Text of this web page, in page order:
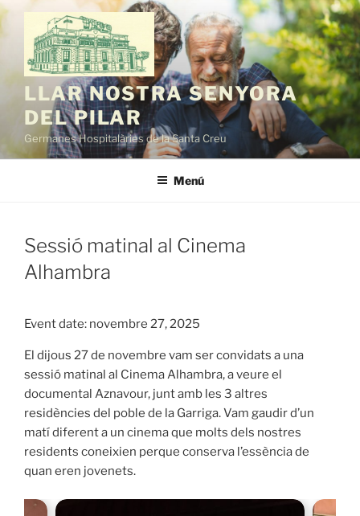
Vés
contingut
LLAR NOSTRA SENYORA
DEL PILAR
Germanes Hospitalàries de la Santa Creu
Menú
Sessió matinal al Cinema
Alhambra
Event date: novembre 27, 2025
El dijous 27 de novembre vam ser convidats a una
sessió matinal al Cinema Alhambra, a veure el
documental Aznavour, junt amb les 3 altres
residències del poble de la Garriga. Vam gaudir d’un
matí diferent a un cinema que molts dels nostres
residents coneixien perque conserva l’essència de
quan eren jovenets.